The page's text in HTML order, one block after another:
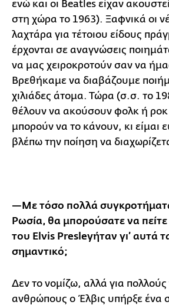
ενώ και οι Beatles είχαν
στη χώρα το 1963). Ξαφνικά οι
λαχτάρα για τέτοιου είδους
έρχονται σε αναγνώσεις
να μας χειροκροτούν σαν να
Βρεθήκαμε να διαβάζουμε
χιλιάδες άτομα. Τώρα (σ.σ. το
θέλουν να ακούσουν φολκ ή
μπορούν να το κάνουν, κι είμαι
βλέπω την ποίηση να
—Με τόσο πολλά
Ρωσία, θα μπορούσατε να
του Elvis Presleyήταν γι’ αυτά
σημαντικό;
Δεν το νομίζω, αλλά για πολλούς
ανθρώπους ο Έλβις υπήρξε ένα